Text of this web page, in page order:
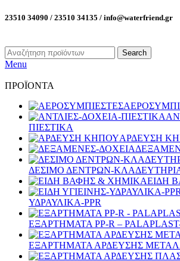
23510 34090 / 23510 34135 / info@waterfriend.gr
Search
Menu
ΠΡΟΪΟΝΤΑ
ΠΙΕΣΤΙΚΑ
ΑΡΔΕΥΣΗ
ΔΕΣΙΜΟ ΔΕΝΤΡΩΝ-
ΕΙΔΗ
ΥΔΡΑΥΛΙΚΑ-PPR
ΕΞΑΡΤΗΜΑΤΑ PP-R –
ΕΞΑΡΤΗΜΑΤΑ ΑΡΔΕΥΣΗΣ